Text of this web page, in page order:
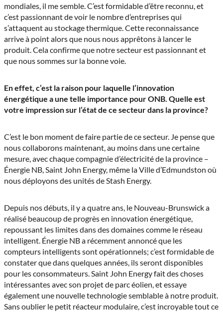
mondiales, il me semble. C’est formidable d’être reconnu, et
c’est passionnant de voir le nombre d’entreprises qui
s’attaquent au stockage thermique. Cette reconnaissance
arrive à point alors que nous nous apprêtons à lancer le
produit. Cela confirme que notre secteur est passionnant et
que nous sommes sur la bonne voie.
En effet, c’est la raison pour laquelle l’innovation
énergétique a une telle importance pour ONB. Quelle est
votre impression sur l’état de ce secteur dans la province?
C’est le bon moment de faire partie de ce secteur. Je pense que
nous collaborons maintenant, au moins dans une certaine
mesure, avec chaque compagnie d’électricité de la province –
Énergie NB, Saint John Energy, même la Ville d’Edmundston où
nous déployons des unités de Stash Energy.
Depuis nos débuts, il y a quatre ans, le Nouveau-Brunswick a
réalisé beaucoup de progrès en innovation énergétique,
repoussant les limites dans des domaines comme le réseau
intelligent. Énergie NB a récemment annoncé que les
compteurs intelligents sont opérationnels; c’est formidable de
constater que dans quelques années, ils seront disponibles
pour les consommateurs. Saint John Energy fait des choses
intéressantes avec son projet de parc éolien, et essaye
également une nouvelle technologie semblable à notre produit.
Sans oublier le petit réacteur modulaire, c’est incroyable tout ce